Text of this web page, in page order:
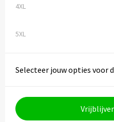
4XL
5XL
Selecteer jouw opties voor